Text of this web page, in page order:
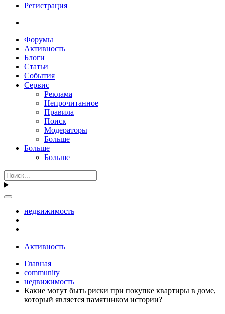
Регистрация
Форумы
Активность
Блоги
Статьи
События
Сервис
Реклама
Непрочитанное
Правила
Поиск
Модераторы
Больше
Больше
Больше
недвижимость
Активность
Главная
community
недвижимость
Какие могут быть риски при покупке квартиры в доме,
который является памятником истории?